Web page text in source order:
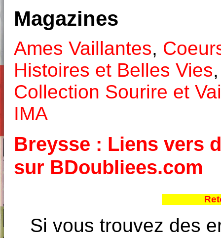
Magazines
Ames Vaillantes,
Histoires et Belles Vies
Collection Sourire et
IMA
Breysse : Liens vers
sur BDoubliees.com
Si vous trouvez des